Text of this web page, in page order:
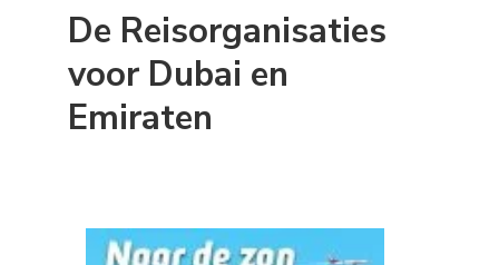
De Reisorganisaties
voor Dubai en
Emiraten